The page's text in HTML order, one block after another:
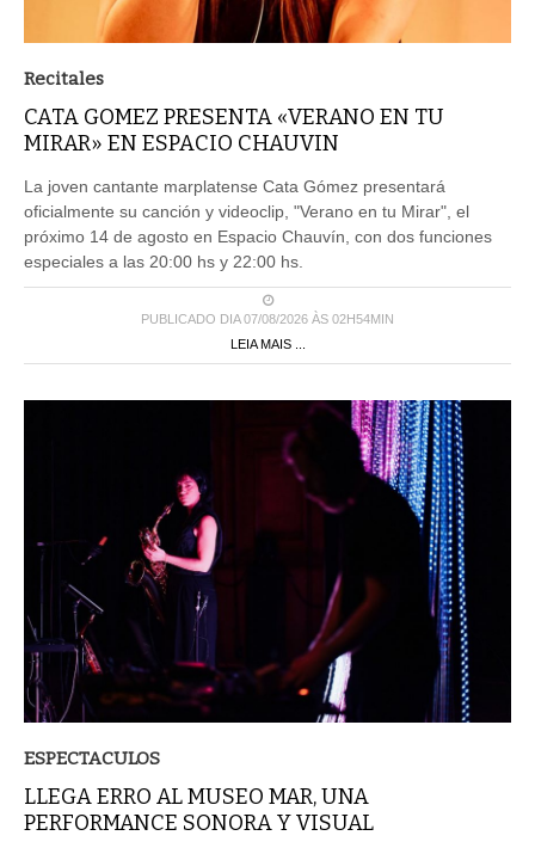
Recitales
CATA GOMEZ PRESENTA «VERANO EN TU
MIRAR» EN ESPACIO CHAUVIN
La joven cantante marplatense Cata Gómez presentará
oficialmente su canción y videoclip, "Verano en tu Mirar", el
próximo 14 de agosto en Espacio Chauvín, con dos funciones
especiales a las 20:00 hs y 22:00 hs.
PUBLICADO DIA 07/08/2026 ÀS 02H54MIN
LEIA MAIS ...
ESPECTACULOS
LLEGA ERRO AL MUSEO MAR, UNA
PERFORMANCE SONORA Y VISUAL